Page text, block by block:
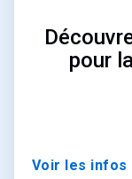
pour
Voir les infos